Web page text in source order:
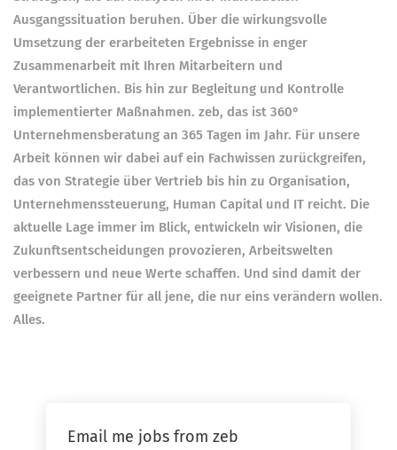
Ausgangssituation beruhen. Über die wirkungsvolle
Umsetzung der erarbeiteten Ergebnisse in enger
Zusammenarbeit mit Ihren Mitarbeitern und
Verantwortlichen. Bis hin zur Begleitung und Kontrolle
implementierter Maßnahmen. zeb, das ist 360°
Unternehmensberatung an 365 Tagen im Jahr. Für unsere
Arbeit können wir dabei auf ein Fachwissen zurückgreifen,
das von Strategie über Vertrieb bis hin zu Organisation,
Unternehmenssteuerung, Human Capital und IT reicht. Die
aktuelle Lage immer im Blick, entwickeln wir Visionen, die
Zukunftsentscheidungen provozieren, Arbeitswelten
verbessern und neue Werte schaffen. Und sind damit der
geeignete Partner für all jene, die nur eins verändern wollen.
Alles.
Email me jobs from zeb